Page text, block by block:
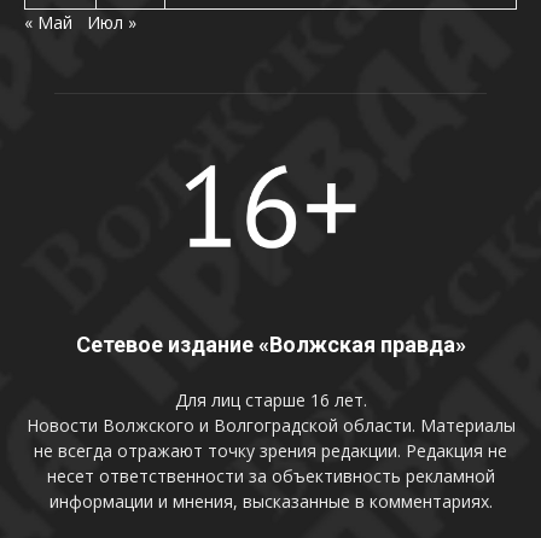
« Май
Июл »
Сетевое издание «Волжская правда»
Для лиц старше 16 лет.
Новости Волжского и Волгоградской области. Материалы
не всегда отражают точку зрения редакции. Редакция не
несет ответственности за объективность рекламной
информации и мнения, высказанные в комментариях.